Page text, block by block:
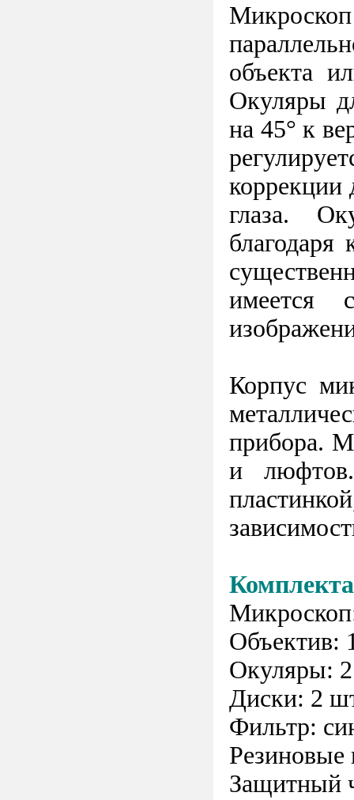
объекта
Окуляры
на 45° к
коррекции
глаза.
благодаря
имеется
Корпус
прибора.
и люфтов.
Объектив:
Окуляры:
Диски: 2
Фильтр:
Резиновые
Защитный